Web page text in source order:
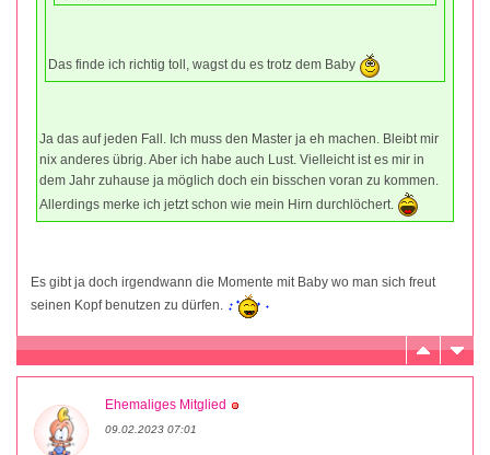
Das finde ich richtig toll, wagst du es trotz dem Baby
Ja das auf jeden Fall. Ich muss den Master ja eh machen. Bleibt mir
nix anderes übrig. Aber ich habe auch Lust. Vielleicht ist es mir in
dem Jahr zuhause ja möglich doch ein bisschen voran zu kommen.
Allerdings merke ich jetzt schon wie mein Hirn durchlöchert.
Es gibt ja doch irgendwann die Momente mit Baby wo man sich freut
seinen Kopf benutzen zu dürfen.
Ehemaliges Mitglied
09.02.2023 07:01